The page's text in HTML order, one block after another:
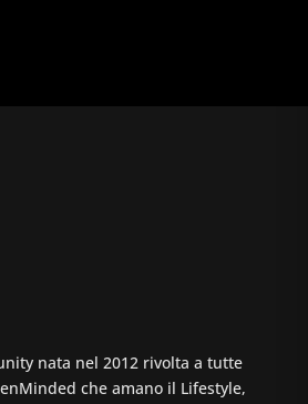
nata nel 2012 rivolta a tutte
che amano il Lifestyle,